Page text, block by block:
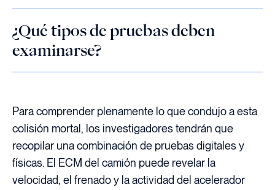
¿Qué tipos de pruebas deben
examinarse?
Para comprender plenamente lo que condujo a esta
colisión mortal, los investigadores tendrán que
recopilar una combinación de pruebas digitales y
físicas. El ECM del camión puede revelar la
velocidad, el frenado y la actividad del acelerador